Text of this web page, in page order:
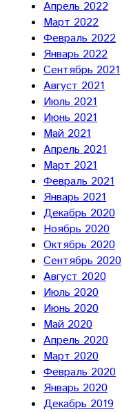
Апрель 2022
Март 2022
Февраль 2022
Январь 2022
Сентябрь 2021
Август 2021
Июль 2021
Июнь 2021
Май 2021
Апрель 2021
Март 2021
Февраль 2021
Январь 2021
Декабрь 2020
Ноябрь 2020
Октябрь 2020
Сентябрь 2020
Август 2020
Июль 2020
Июнь 2020
Май 2020
Апрель 2020
Март 2020
Февраль 2020
Январь 2020
Декабрь 2019